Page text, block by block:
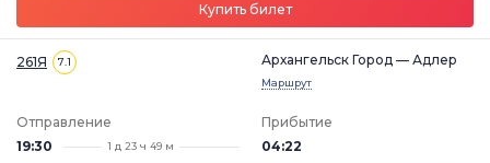
Купить билет
261Я 7.1 Архангельск Город — Адлер
Маршрут
Отправление
19:30
1 д 23 ч 49 м
Прибытие
04:22